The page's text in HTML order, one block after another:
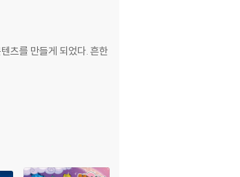
구리 세상, 흔한 동생 관찰
리에이터로, 흔한컴퍼니에
려 내어 웃음과 공감을 이
츠를 만들게 되었다. 흔한